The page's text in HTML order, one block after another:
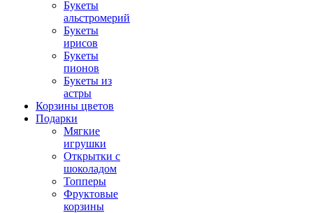
Букеты
альстромерий
Букеты
ирисов
Букеты
пионов
Букеты из
астры
Корзины цветов
Подарки
Мягкие
игрушки
Открытки с
шоколадом
Топперы
Фруктовые
корзины